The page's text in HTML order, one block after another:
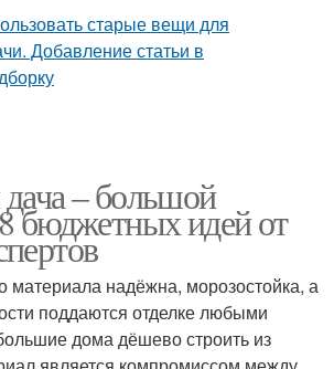
– большой
бюджетных идей от
материала надёжна, морозостойка, а
поддаются отделке любыми
дома дёшево строить из